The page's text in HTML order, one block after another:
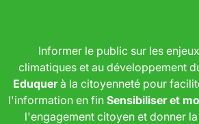
Informer le public sur les
climatiques et au développement
Eduquerà la citoyenneté pour
l'information en fin Sensibiliser et
l'engagement citoyen et donner